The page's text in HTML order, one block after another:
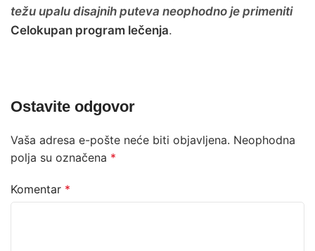
težu upalu disajnih puteva neophodno je primeniti
Celokupan program lečenja.
Ostavite odgovor
Vaša adresa e-pošte neće biti objavljena. Neophodna
polja su označena *
Komentar *